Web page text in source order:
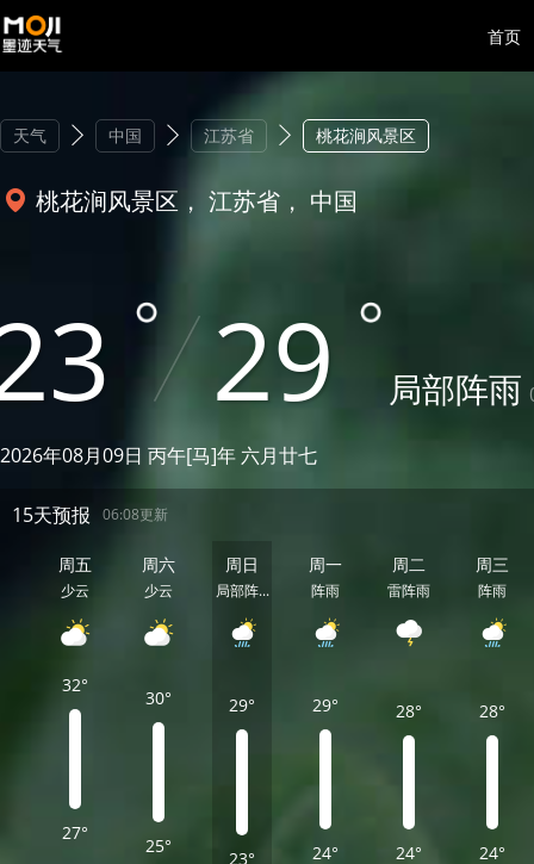
首页
天气 中国 江苏省 桃花涧风景区
桃花涧风景区， 江苏省， 中国
29 局部阵雨
2026年08月09日 丙午[马]年 六月廿七
15天预报 06:08更新
周五
少云
32°
27°
周六
少云
30°
25°
周日
局部阵...
29°
23°
周一
阵雨
29°
24°
周二
雷阵雨
28°
24°
周三
阵雨
28°
24°